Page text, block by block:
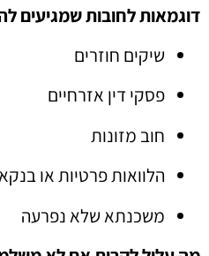
דוגמאות לחובות שמגיעים
שיקים חוזרים
פסקי דין אזרחיים
חוב מזונות
הלוואות פרטיות או
משכנתא שלא נפרעה